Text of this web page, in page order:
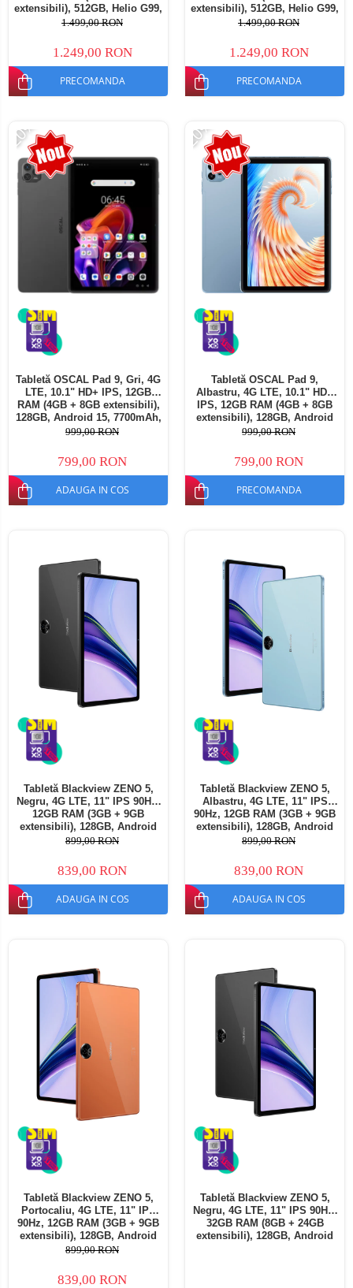
extensibili), 512GB, Helio G99,
10800mAh, 33W, Android 14,
1.499,00 RON
1.249,00 RON
PRECOMANDA
extensibili), 512GB, Helio G99,
10800mAh, 33W, Android 14,
1.499,00 RON
1.249,00 RON
PRECOMANDA
-20%
Tabletă OSCAL Pad 9, Gri, 4G
LTE, 10.1" HD+ IPS, 12GB
RAM (4GB + 8GB extensibili),
128GB, Android 15, 7700mAh,
Dual SIM
999,00 RON
799,00 RON
ADAUGA IN COS
-20%
Tabletă OSCAL Pad 9,
Albastru, 4G LTE, 10.1" HD+
IPS, 12GB RAM (4GB + 8GB
extensibili), 128GB, Android
15, 7700mAh, Dual SIM
999,00 RON
799,00 RON
PRECOMANDA
Tabletă Blackview ZENO 5,
Negru, 4G LTE, 11" IPS 90Hz,
12GB RAM (3GB + 9GB
extensibili), 128GB, Android
16, Unisoc T7250, 8300mAh,
SIM
899,00 RON
839,00 RON
ADAUGA IN COS
Tabletă Blackview ZENO 5,
Albastru, 4G LTE, 11" IPS
90Hz, 12GB RAM (3GB + 9GB
extensibili), 128GB, Android
16, Unisoc T7250, 8300mAh,
SIM
899,00 RON
839,00 RON
ADAUGA IN COS
Tabletă Blackview ZENO 5,
Portocaliu, 4G LTE, 11" IPS
90Hz, 12GB RAM (3GB + 9GB
extensibili), 128GB, Android
16, Unisoc T7250, 8300mAh,
SIM
899,00 RON
839,00 RON
Tabletă Blackview ZENO 5,
Negru, 4G LTE, 11" IPS 90Hz,
32GB RAM (8GB + 24GB
extensibili), 128GB, Android